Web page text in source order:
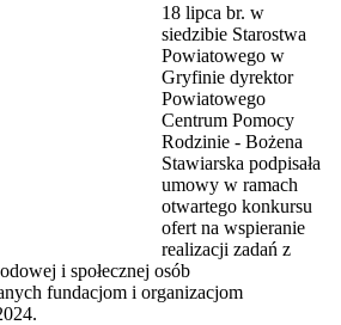
18 lipca br. w
siedzibie Starostwa
Powiatowego w
Gryfinie dyrektor
Powiatowego
Centrum Pomocy
Rodzinie - Bożena
Stawiarska podpisała
umowy w ramach
otwartego konkursu
ofert na wspieranie
realizacji zadań z
i społecznej osób
fundacjom i organizacjom